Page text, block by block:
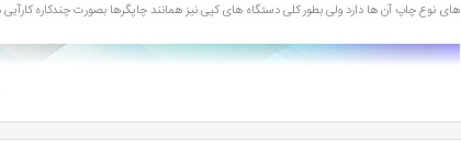
های نوع چاپ آن ها دارد ولی بطور کلی دستگاه های کپی نیز همانند چاپگرها بصورت چندکاره کارآیی